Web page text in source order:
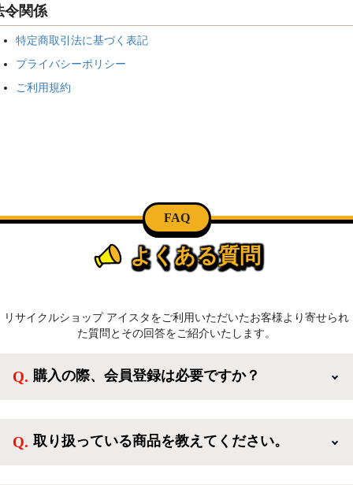
令関係
特定商取引法に基づく表記
プライバシーポリシー
ご利用規約
FAQ
よくある質問
リサイクルショップ アイスタをご利用いただいたお客様より寄せられ
た質問とその回答をご紹介いたします。
購入の際、会員登録は必要ですか？
方、登録しなくてもカートに商品を入れた後、ログイ
取り扱っている商品を教えてください。